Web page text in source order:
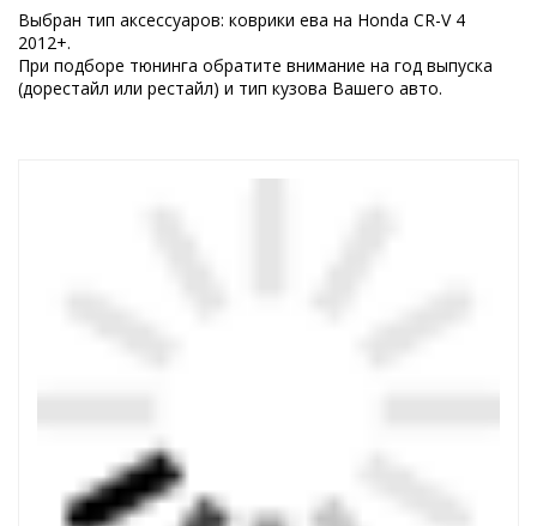
Выбран тип аксессуаров: коврики ева на Honda CR-V 4
2012+.
При подборе тюнинга обратите внимание на год выпуска
(дорестайл или рестайл) и тип кузова Вашего авто.